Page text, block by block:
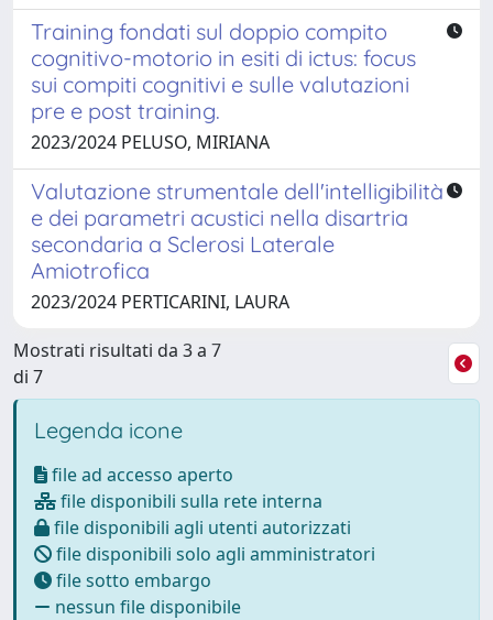
Training fondati sul doppio compito
cognitivo-motorio in esiti di ictus: focus
sui compiti cognitivi e sulle valutazioni
pre e post training.
2023/2024 PELUSO, MIRIANA
Valutazione strumentale dell'intelligibilità
e dei parametri acustici nella disartria
secondaria a Sclerosi Laterale
Amiotrofica
2023/2024 PERTICARINI, LAURA
Mostrati risultati da 3 a 7
di 7
Legenda icone
file ad accesso aperto
file disponibili sulla rete interna
file disponibili agli utenti autorizzati
file disponibili solo agli amministratori
file sotto embargo
nessun file disponibile